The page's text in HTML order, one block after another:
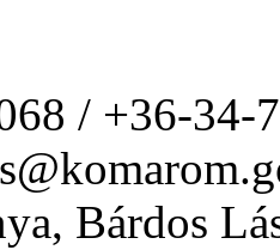
/ +36-34-
Bárdos